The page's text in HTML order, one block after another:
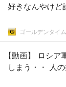
好きなんやけど
ゴールデンタイ
【動画】 ロシ
しまう・・ 人